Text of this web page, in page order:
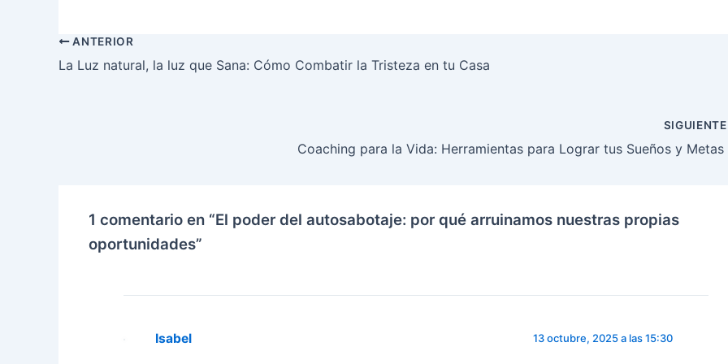
ANTERIOR
La Luz natural, la luz que Sana: Cómo Combatir la Tristeza en tu Casa
Coaching para la Vida: Herramientas para Lograr tus Sueños y Metas
1 comentario en “El poder del autosabotaje: por qué arruinamos nuestras propias
oportunidades”
Isabel 13 octubre, 2025 a las 15:30